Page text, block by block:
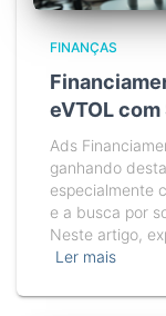
FINANÇAS
eVTOL
Ads
ganhando
especialmente
e a busca por
Neste artigo,
Ler mais